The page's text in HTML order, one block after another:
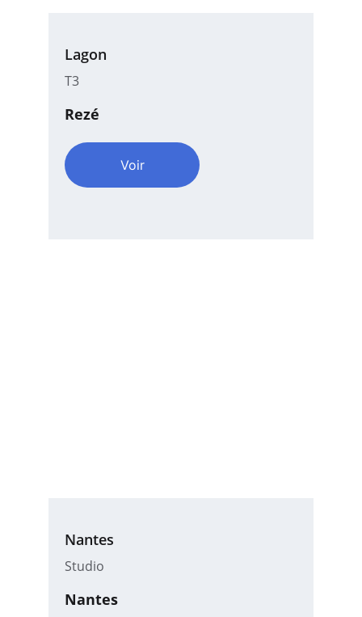
Lagon
T3
Rezé
Voir
Nantes
Studio
Nantes